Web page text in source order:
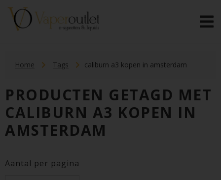
Home Tags caliburn a3 kopen in amsterdam
PRODUCTEN GETAGD MET
CALIBURN A3 KOPEN IN
AMSTERDAM
Aantal per pagina